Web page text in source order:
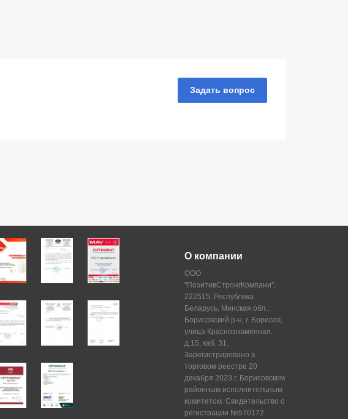
Задать вопрос
О компании
ООО
"ПозитивСтронгКомпани",
222515, Республика
Беларусь, Минская обл.,
Борисовский р-н, г. Борисов,
улица Краснознаменная,
д.15, каб. 31.
Зарегистрировано в
торговом реестре 20
декабря 2023 г. Борисовским
районным исполнительным
комитетом. Свидетельство о
регистрации №570172.